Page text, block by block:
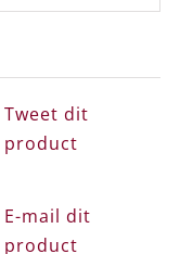
Tweet dit
product
E-mail dit
product